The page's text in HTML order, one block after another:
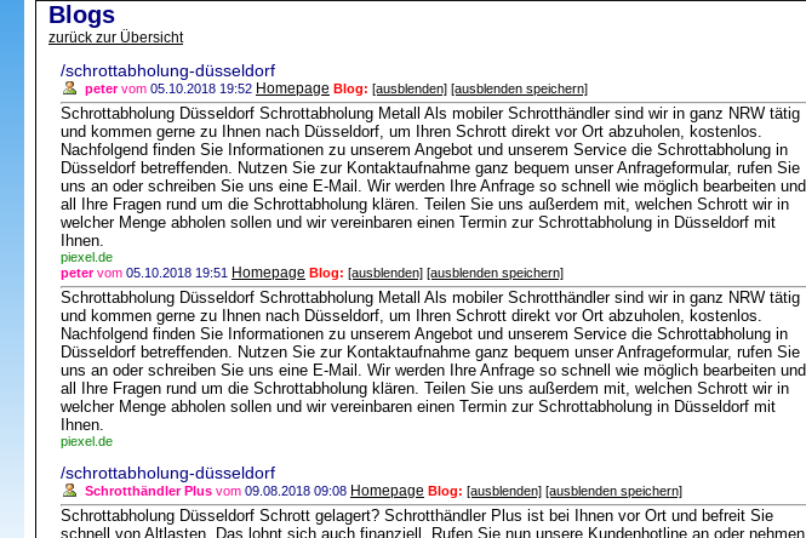
Blogs
zurück zur Übersicht
/schrottabholung-düsseldorf
petervom 05.10.2018 19:52 Homepage Blog: [ausblenden] [ausblenden speichern]
Schrottabholung Düsseldorf Schrottabholung Metall Als mobiler Schrotthändler sind wir in ganz NRW tätig
und kommen gerne zu Ihnen nach Düsseldorf, um Ihren Schrott direkt vor Ort abzuholen, kostenlos.
Nachfolgend finden Sie Informationen zu unserem Angebot und unserem Service die Schrottabholung in
Düsseldorf betreffenden. Nutzen Sie zur Kontaktaufnahme ganz bequem unser Anfrageformular, rufen Sie
uns an oder schreiben Sie uns eine E-Mail. Wir werden Ihre Anfrage so schnell wie möglich bearbeiten und
all Ihre Fragen rund um die Schrottabholung klären. Teilen Sie uns außerdem mit, welchen Schrott wir in
welcher Menge abholen sollen und wir vereinbaren einen Termin zur Schrottabholung in Düsseldorf mit
Ihnen.
piexel.de
petervom 05.10.2018 19:51 Homepage Blog: [ausblenden] [ausblenden speichern]
Schrottabholung Düsseldorf Schrottabholung Metall Als mobiler Schrotthändler sind wir in ganz NRW tätig
und kommen gerne zu Ihnen nach Düsseldorf, um Ihren Schrott direkt vor Ort abzuholen, kostenlos.
Nachfolgend finden Sie Informationen zu unserem Angebot und unserem Service die Schrottabholung in
Düsseldorf betreffenden. Nutzen Sie zur Kontaktaufnahme ganz bequem unser Anfrageformular, rufen Sie
uns an oder schreiben Sie uns eine E-Mail. Wir werden Ihre Anfrage so schnell wie möglich bearbeiten und
all Ihre Fragen rund um die Schrottabholung klären. Teilen Sie uns außerdem mit, welchen Schrott wir in
welcher Menge abholen sollen und wir vereinbaren einen Termin zur Schrottabholung in Düsseldorf mit
Ihnen.
piexel.de
/schrottabholung-düsseldorf
Schrotthändler Plus vom 09.08.2018 09:08 Homepage Blog: [ausblenden] [ausblenden speichern]
Schrottabholung Düsseldorf Schrott gelagert? Schrotthändler Plus ist bei Ihnen vor Ort und befreit Sie
schnell von Altlasten. Das lohnt sich auch finanziell. Rufen Sie nun unsere Kundenhotline an oder nehmen